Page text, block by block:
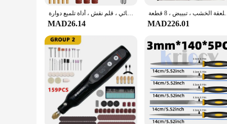
طاحونة صغيرة كهربائية لنحت اليشم ، مثقاب كهربائي ، قلم نقش ، أداة تلميع دوارة
MAD26.14
الخشب ، تبييض ، 8 قطعة
MAD226.01